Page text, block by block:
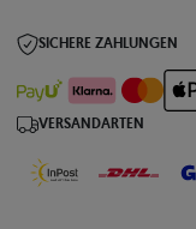
SICHERE ZAHLUNGEN
VERSANDARTEN